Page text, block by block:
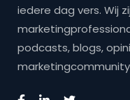
iedere dag vers. Wij
podcasts, blogs,